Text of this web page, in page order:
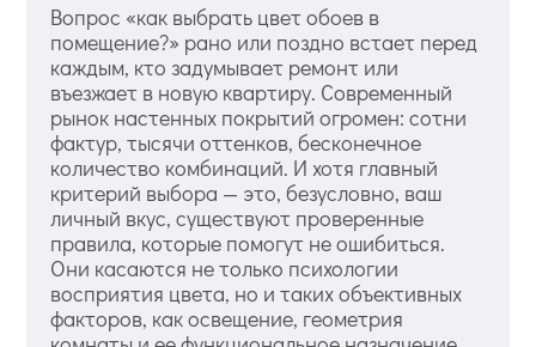
Вопрос «как выбрать цвет обоев в
помещение?» рано или поздно встает перед
каждым, кто задумывает ремонт или
въезжает в новую квартиру. Современный
рынок настенных покрытий огромен: сотни
фактур, тысячи оттенков, бесконечное
количество комбинаций. И хотя главный
критерий выбора — это, безусловно, ваш
личный вкус, существуют проверенные
правила, которые помогут не ошибиться.
Они касаются не только психологии
восприятия цвета, но и таких объективных
факторов, как освещение, геометрия